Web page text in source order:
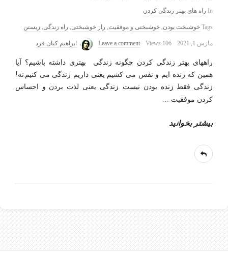
In راه های بهتر زندگی کردن
Tags خوشبخت بودن, خوشبختی و موفقیت, راز خوشبختی, راه زندگی, زیستن
مارس 1, 2021 106 Views
Leave a comment ابراهیم کیان فرد
راههای بهتر زندگی کردن چگونه زندگی بهتری داشته باشیم؟ آیا
همین که زنده ایم و نفس می کشیم یعنی داریم زندگی می کنیم.نه!
زندگی فقط زنده بودن نیست .زندگی یعنی لذت بردن و احساس
کردن موفقیت
بیشتر بخوانید